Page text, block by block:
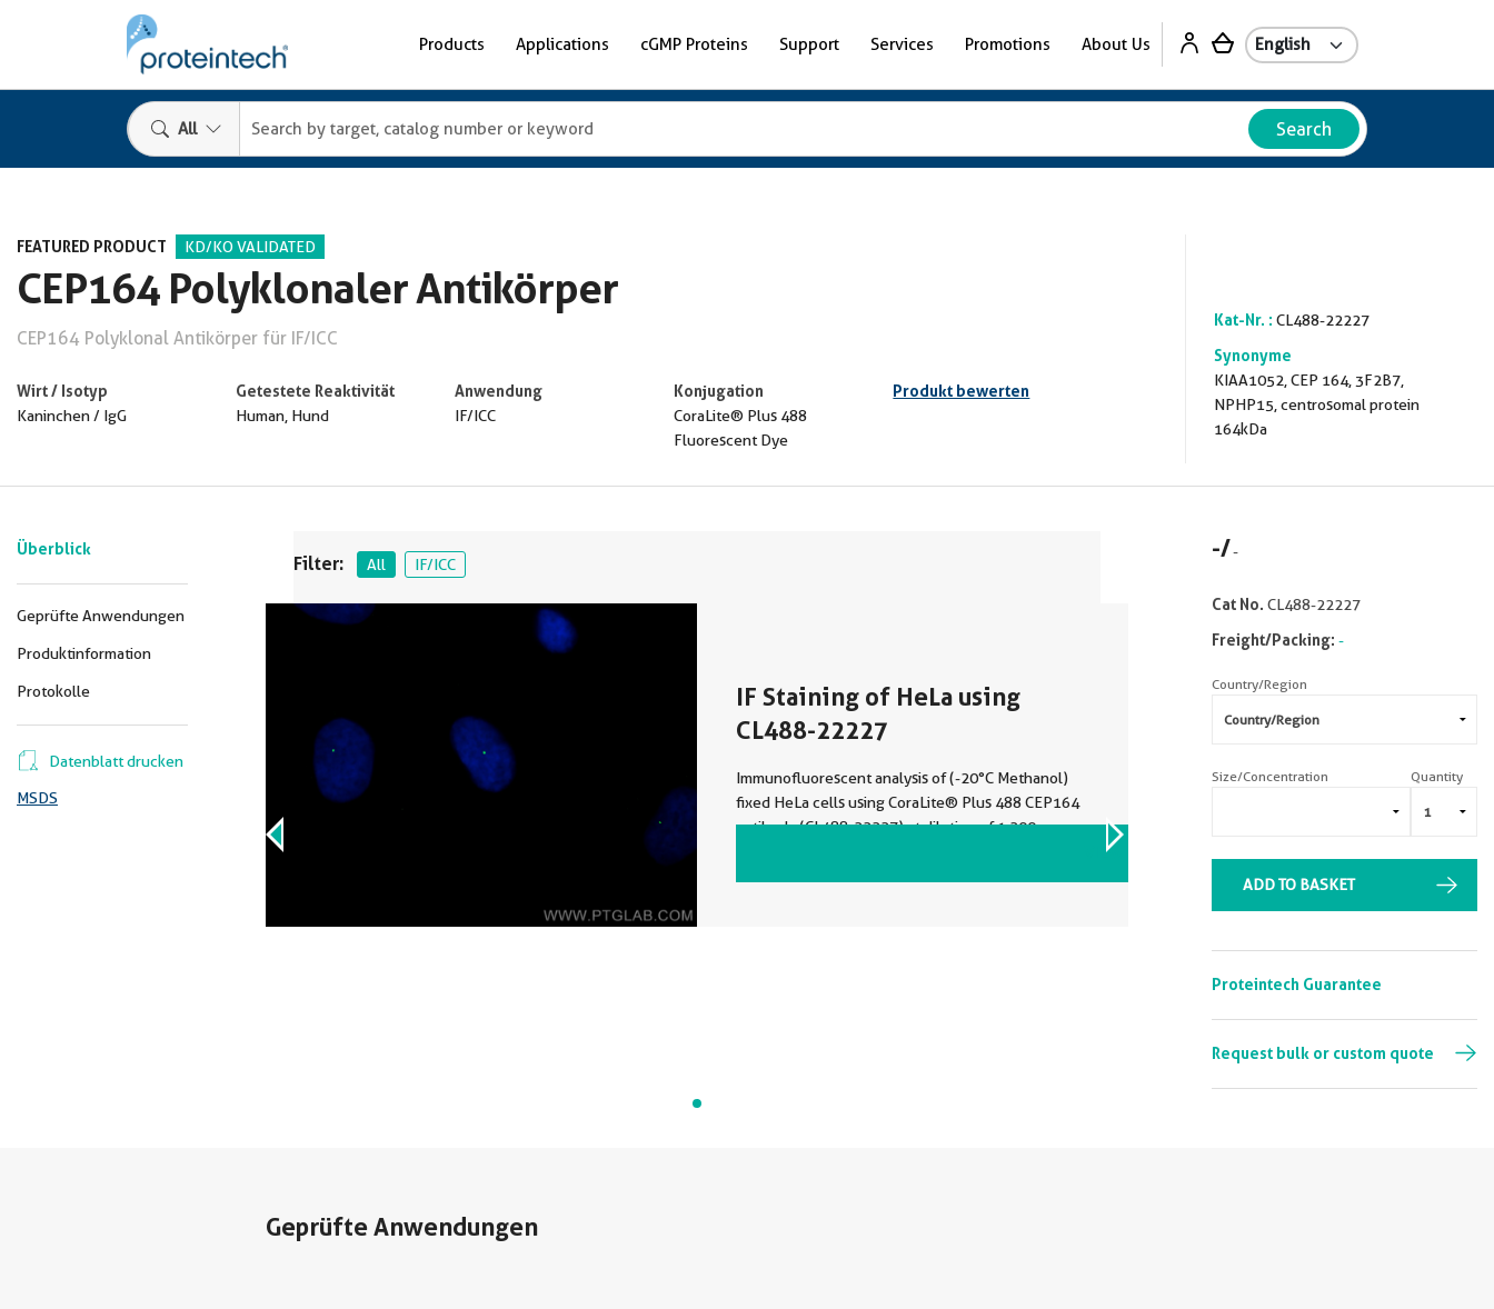
Products Applications cGMP Proteins Support Services Promotions About Us
All Search
FEATURED PRODUCT KD/KO VALIDATED
CEP164 Polyklonaler Antikörper
CEP164 Polyklonal Antikörper für IF/ICC
Wirt / Isotyp
Kaninchen / IgG
Getestete Reaktivität
Human, Hund
Anwendung
IF/ICC
Konjugation
CoraLite® Plus 488
Fluorescent Dye
Produkt bewerten
Kat-Nr. : CL488-22227
Synonyme
KIAA1052, CEP 164, 3F2B7,
NPHP15, centrosomal protein
164kDa
Überblick
Geprüfte Anwendungen
Produktinformation
Protokolle
Datenblatt drucken
MSDS
Filter: All IF/ICC
IF Staining of HeLa using
CL488-22227
Immunofluorescent analysis of (-20°C Methanol)
fixed HeLa cells using CoraLite® Plus 488 CEP164
antibody (CL488-22227) at dilution of 1:200.
VIEW ALL IMAGES (1)
-/-
Cat No. CL488-22227
Freight/Packing: -
Country/Region
Size/Concentration Quantity
ADD TO BASKET
Proteintech Guarantee
Request bulk or custom quote
Geprüfte Anwendungen